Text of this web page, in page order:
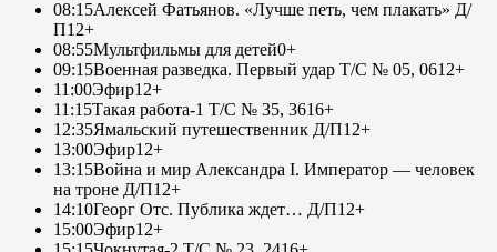
08:15Алексей Фатьянов. «Лучше петь, чем плакать» Д/
П12+
08:55Мультфильмы для детей0+
09:15Военная разведка. Первый удар Т/С № 05, 0612+
11:00Эфир12+
11:15Такая работа-1 Т/С № 35, 3616+
12:35Ямальский путешественник Д/П12+
13:00Эфир12+
13:15Война и мир Александра I. Император — человек
на троне Д/П12+
14:10Георг Отс. Публика ждет… Д/П12+
15:00Эфир12+